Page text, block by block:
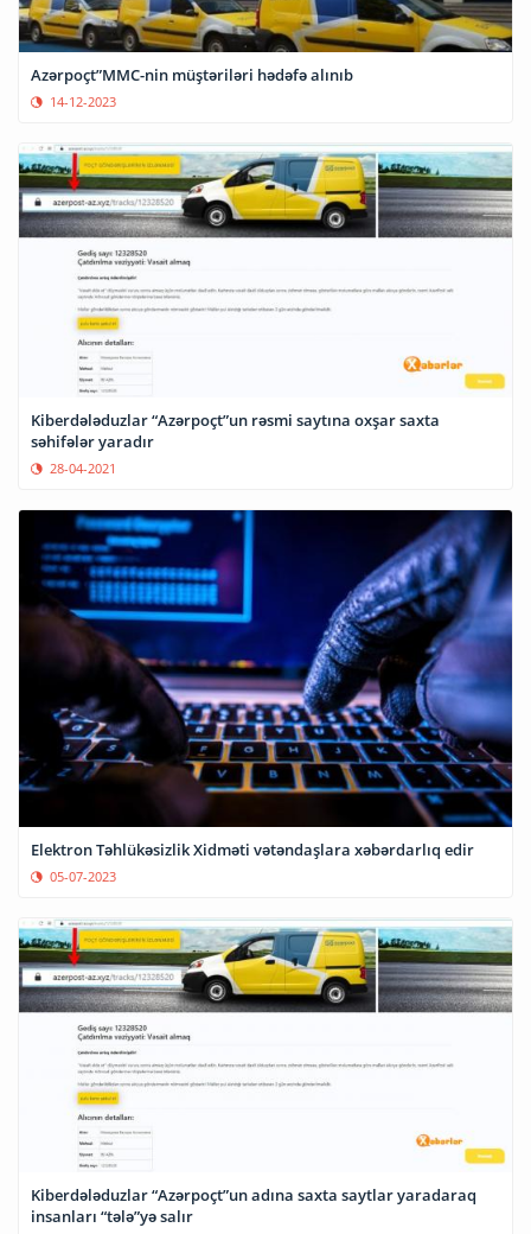
Azərpoçt”MMC-nin müştəriləri hədəfə alınıb
14-12-2023
Kiberdələduzlar “Azərpoçt”un rəsmi saytına oxşar saxta
səhifələr yaradır
28-04-2021
Elektron Təhlükəsizlik Xidməti vətəndaşlara xəbərdarlıq edir
05-07-2023
Kiberdələduzlar “Azərpoçt”un adına saxta saytlar yaradaraq
insanları “tələ”yə salır